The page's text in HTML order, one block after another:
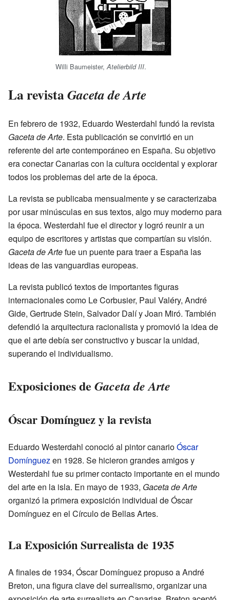
Willi Baumeister, Atelierbild III.
La revistaGaceta de Arte
En febrero de 1932, Eduardo Westerdahl fundó la revista
Gaceta de Arte. Esta publicación se convirtió en un
referente del arte contemporáneo en España. Su objetivo
era conectar Canarias con la cultura occidental y explorar
todos los problemas del arte de la época.
La revista se publicaba mensualmente y se caracterizaba
por usar minúsculas en sus textos, algo muy moderno para
la época. Westerdahl fue el director y logró reunir a un
equipo de escritores y artistas que compartían su visión.
Gaceta de Artefue un puente para traer a España las
ideas de las vanguardias europeas.
La revista publicó textos de importantes figuras
internacionales como Le Corbusier, Paul Valéry, André
Gide, Gertrude Stein, Salvador Dalí y Joan Miró. También
defendió la arquitectura racionalista y promovió la idea de
que el arte debía ser constructivo y buscar la unidad,
superando el individualismo.
Exposiciones de Gaceta de Arte
Óscar Domínguez y la revista
Eduardo Westerdahl conoció al pintor canarioÓscar
Domínguezen 1928. Se hicieron grandes amigos y
Westerdahl fue su primer contacto importante en el mundo
del arte en la isla. En mayo de 1933, Gaceta de Arte
organizó la primera exposición individual de Óscar
Domínguez en el Círculo de Bellas Artes.
La Exposición Surrealista de 1935
A finales de 1934, Óscar Domínguez propuso a André
Breton, una figura clave del surrealismo, organizar una